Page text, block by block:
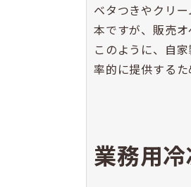
ベタつきやクリ
本ですが、販売
このように、自
率的に提供する
業務用